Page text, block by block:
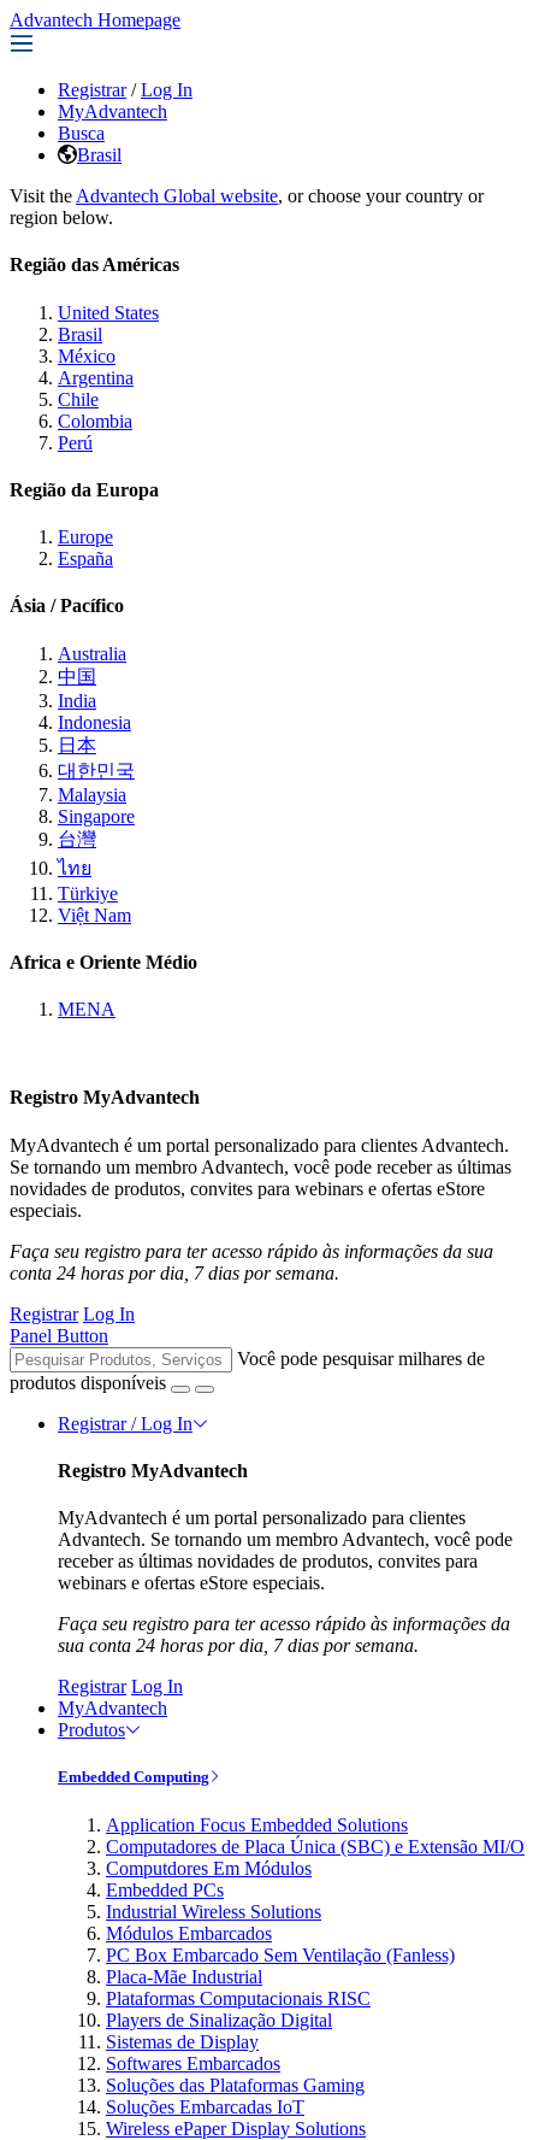
Advantech Homepage
Registrar / Log In
MyAdvantech
Busca
Brasil
Visit the Advantech Global website, or choose your country or
region below.
Região das Américas
United States
Brasil
México
Argentina
Chile
Colombia
Perú
Região da Europa
Europe
España
Ásia / Pacífico
Australia
中国
India
Indonesia
日本
대한민국
Malaysia
Singapore
台灣
ไทย
Türkiye
Việt Nam
Africa e Oriente Médio
MENA
Registro MyAdvantech
MyAdvantech é um portal personalizado para clientes Advantech.
Se tornando um membro Advantech, você pode receber as últimas
novidades de produtos, convites para webinars e ofertas eStore
especiais.
Faça seu registro para ter acesso rápido às informações da sua
conta 24 horas por dia, 7 dias por semana.
Registrar Log In
Panel Button
Você pode pesquisar milhares de
produtos disponíveis
Registrar / Log In
Registro MyAdvantech
MyAdvantech é um portal personalizado para clientes
Advantech. Se tornando um membro Advantech, você pode
receber as últimas novidades de produtos, convites para
webinars e ofertas eStore especiais.
Faça seu registro para ter acesso rápido às informações da
sua conta 24 horas por dia, 7 dias por semana.
Registrar Log In
MyAdvantech
Produtos
Embedded Computing
Application Focus Embedded Solutions
Computadores de Placa Única (SBC) e Extensão MI/O
Computdores Em Módulos
Embedded PCs
Industrial Wireless Solutions
Módulos Embarcados
PC Box Embarcado Sem Ventilação (Fanless)
Placa-Mãe Industrial
Plataformas Computacionais RISC
Players de Sinalização Digital
Sistemas de Display
Softwares Embarcados
Soluções das Plataformas Gaming
Soluções Embarcadas IoT
Wireless ePaper Display Solutions